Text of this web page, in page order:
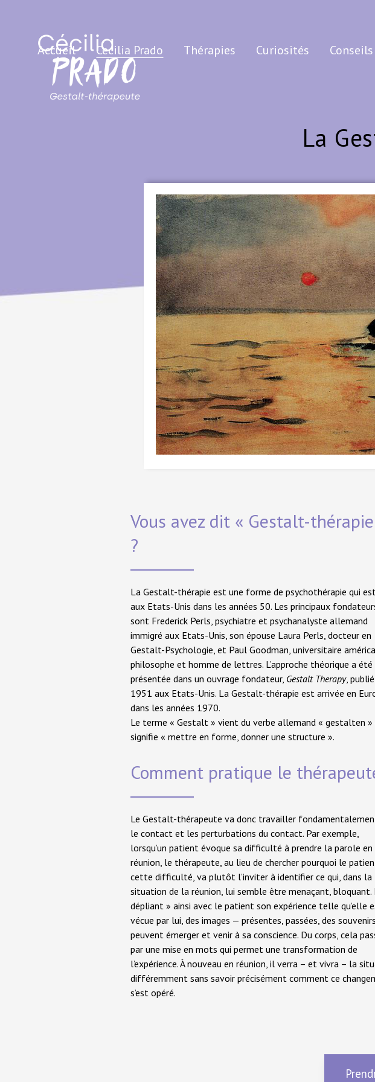
Accueil Cecilia Prado Thérapies Curiosités Conseils
La
Vous avez dit « Gestalt-
?
La Gestalt-thérapie est une forme de psychothérapie qui
aux Etats-Unis dans les années 50. Les principaux
sont Frederick Perls, psychiatre et psychanalyste allemand
immigré aux Etats-Unis, son épouse Laura Perls, docteur en
Gestalt-Psychologie, et Paul Goodman, universitaire
philosophe et homme de lettres. L’approche théorique a été
présentée dans un ouvrage fondateur, Gestalt Therapy,
1951 aux Etats-Unis. La Gestalt-thérapie est arrivée en
dans les années 1970.
Le terme « Gestalt » vient du verbe allemand « gestalten »
signifie « mettre en forme, donner une structure ».
Comment pratique le
Le Gestalt-thérapeute va donc travailler
le contact et les perturbations du contact. Par exemple,
lorsqu’un patient évoque sa difficulté à prendre la parole en
réunion, le thérapeute, au lieu de chercher pourquoi le
cette difficulté, va plutôt l’inviter à identifier ce qui, dans la
situation de la réunion, lui semble être menaçant, bloquant.
dépliant » ainsi avec le patient son expérience telle qu’elle
vécue par lui, des images — présentes, passées, des
peuvent émerger et venir à sa conscience. Du corps, cela
par une mise en mots qui permet une transformation de
l’expérience. À nouveau en réunion, il verra – et vivra – la
différemment sans savoir précisément comment ce
s’est opéré.